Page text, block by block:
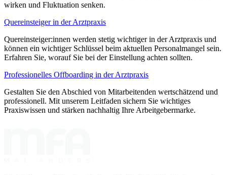
wirken und Fluktuation senken.
Quereinsteiger in der Arztpraxis
Quereinsteiger:innen werden stetig wichtiger in der Arztpraxis und
können ein wichtiger Schlüssel beim aktuellen Personalmangel sein.
Erfahren Sie, worauf Sie bei der Einstellung achten sollten.
Professionelles Offboarding in der Arztpraxis
Gestalten Sie den Abschied von Mitarbeitenden wertschätzend und
professionell. Mit unserem Leitfaden sichern Sie wichtiges
Praxiswissen und stärken nachhaltig Ihre Arbeitgebermarke.